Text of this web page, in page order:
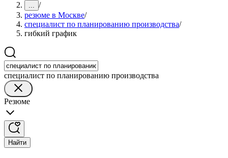
... /
резюме в Москве/
специалист по планированию производства/
гибкий график
специалист по планированию производства
Резюме
Найти